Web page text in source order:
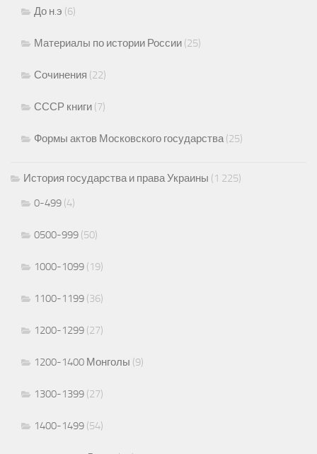
До н.э (6)
Материалы по истории России (25)
Сочинения (22)
СССР книги (7)
Формы актов Московского государства(25)
История государства и права Украины (1 225)
0-499 (4)
0500-999 (50)
1000-1099 (19)
1100-1199 (36)
1200-1299 (27)
1200-1400 Монголы (9)
1300-1399 (27)
1400-1499 (54)